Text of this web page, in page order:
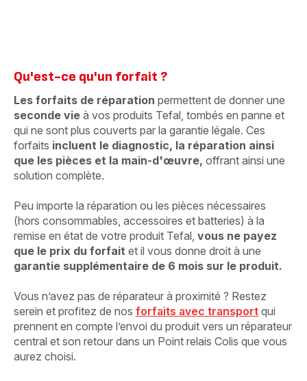
Qu'est-ce qu'un forfait ?
Les forfaits de réparation permettent de donner une
seconde vie à vos produits Tefal, tombés en panne et
qui ne sont plus couverts par la garantie légale. Ces
forfaits incluent le diagnostic, la réparation ainsi
que les pièces et la main-d'œuvre, offrant ainsi une
solution complète.
Peu importe la réparation ou les pièces nécessaires
(hors consommables, accessoires et batteries) à la
remise en état de votre produit Tefal, vous ne payez
que le prix du forfait et il vous donne droit à une
garantie supplémentaire de 6 mois sur le produit.
Vous n’avez pas de réparateur à proximité ? Restez
serein et profitez de nos forfaits avec transport qui
prennent en compte l’envoi du produit vers un réparateur
central et son retour dans un Point relais Colis que vous
aurez choisi.